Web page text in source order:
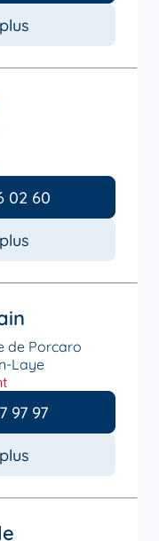
02 60
de Porcaro
Laye
97 97